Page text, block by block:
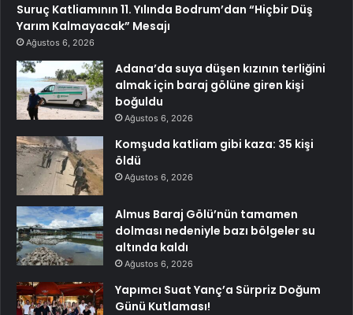
Suruç Katliamının 11. Yılında Bodrum’dan “Hiçbir Düş
Yarım Kalmayacak” Mesajı
Ağustos 6, 2026
Adana’da suya düşen kızının terliğini
almak için baraj gölüne giren kişi
boğuldu
Ağustos 6, 2026
Komşuda katliam gibi kaza: 35 kişi
öldü
Ağustos 6, 2026
Almus Baraj Gölü’nün tamamen
dolması nedeniyle bazı bölgeler su
altında kaldı
Ağustos 6, 2026
Yapımcı Suat Yanç’a Sürpriz Doğum
Günü Kutlaması!